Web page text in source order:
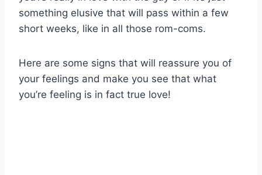
something elusive that will pass within a few
short weeks, like in all those rom-coms.
Here are some signs that will reassure you of
your feelings and make you see that what
you’re feeling is in fact true love!